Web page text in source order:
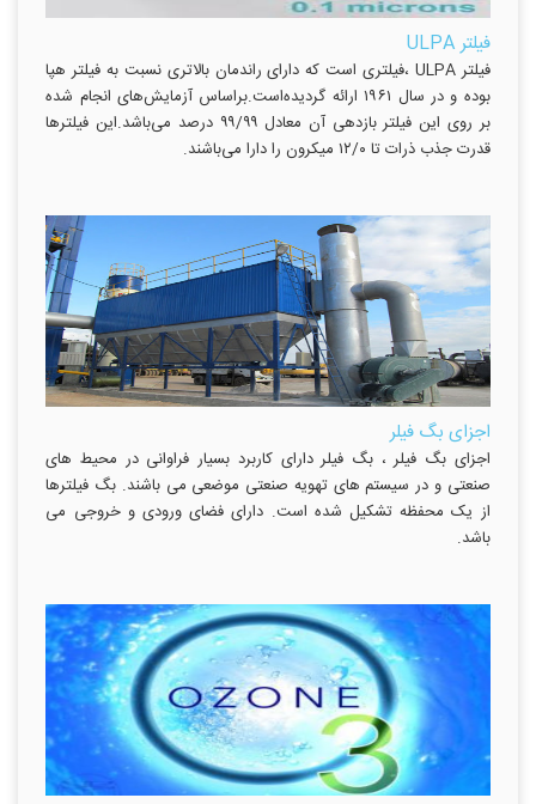
فیلتر ULPA
فیلتر ULPA ،فیلتری است که دارای راندمان بالاتری نسبت به فیلتر هپا
بوده و در سال ۱۹۶۱ ارائه گردیده‌است.براساس آزمایش‌های انجام شده
بر روی این فیلتر بازدهی آن معادل ۹۹/۹۹ درصد می‌باشد.این فیلترها
قدرت جذب ذرات تا ۱۲/۰ میکرون را دارا می‌باشند.
اجزای بگ فیلر
اجزای بگ فیلر ، بگ فیلر دارای کاربرد بسیار فراوانی در محیط های
صنعتی و در سیستم های تهویه صنعتی موضعی می باشند. بگ فیلترها
از یک محفظه تشکیل شده است. دارای فضای ورودی و خروجی می
باشد.